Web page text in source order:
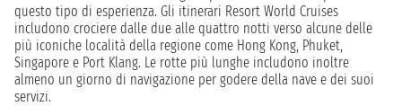
questo tipo di esperienza. Gli itinerari Resort World Cruises
includono crociere dalle due alle quattro notti verso alcune delle
più iconiche località della regione come Hong Kong, Phuket,
Singapore e Port Klang. Le rotte più lunghe includono inoltre
almeno un giorno di navigazione per godere della nave e dei suoi
servizi.